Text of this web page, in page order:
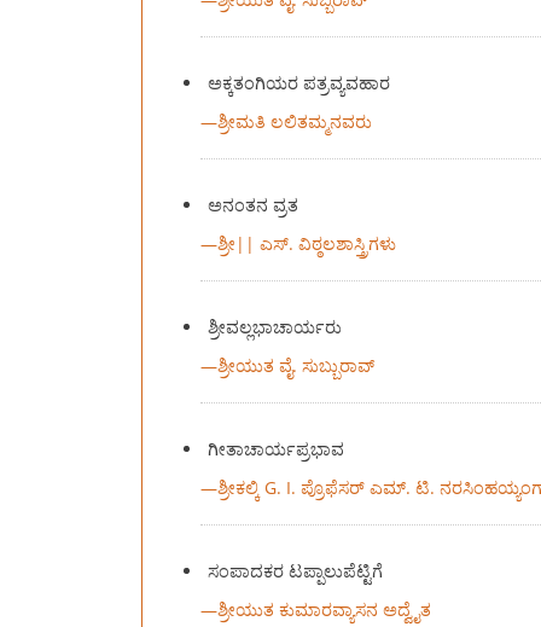
ಅಕ್ಕತಂಗಿಯರ ಪತ್ರವ್ಯವಹಾರ
—ಶ್ರೀಮತಿ ಲಲಿತಮ್ಮನವರು
ಅನಂತನ ವ್ರತ
—ಶ್ರೀ|| ಎಸ್. ವಿಠ್ಠಲಶಾಸ್ತ್ರಿಗಳು
ಶ್ರೀವಲ್ಲಭಾಚಾರ್ಯರು
—ಶ್ರೀಯುತ ವೈ. ಸುಬ್ಬುರಾವ್
ಗೀತಾಚಾರ್ಯಪ್ರಭಾವ
—ಶ್ರೀಕಲ್ಕಿ G. I. ಪ್ರೊಫೆಸರ್ ಎಮ್. ಟಿ.
ಸಂಪಾದಕರ ಟಪ್ಪಾಲುಪೆಟ್ಟಿಗೆ
—ಶ್ರೀಯುತ ಕುಮಾರವ್ಯಾಸನ ಅದ್ವೈತ